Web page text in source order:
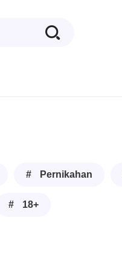
# Pernikahan
# 18+